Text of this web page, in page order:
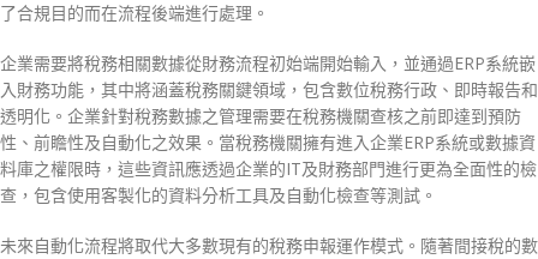
了合規目的而在流程後端進行處理。
企業需要將稅務相關數據從財務流程初始端開始輸入，並通過ERP系統嵌
入財務功能，其中將涵蓋稅務關鍵領域，包含數位稅務行政、即時報告和
透明化。企業針對稅務數據之管理需要在稅務機關查核之前即達到預防
性、前瞻性及自動化之效果。當稅務機關擁有進入企業ERP系統或數據資
料庫之權限時，這些資訊應透過企業的IT及財務部門進行更為全面性的檢
查，包含使用客製化的資料分析工具及自動化檢查等測試。
未來自動化流程將取代大多數現有的稅務申報運作模式。隨著間接稅的數